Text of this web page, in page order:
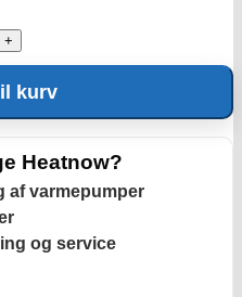
kurv
Heatnow?
af varmepumper
og service